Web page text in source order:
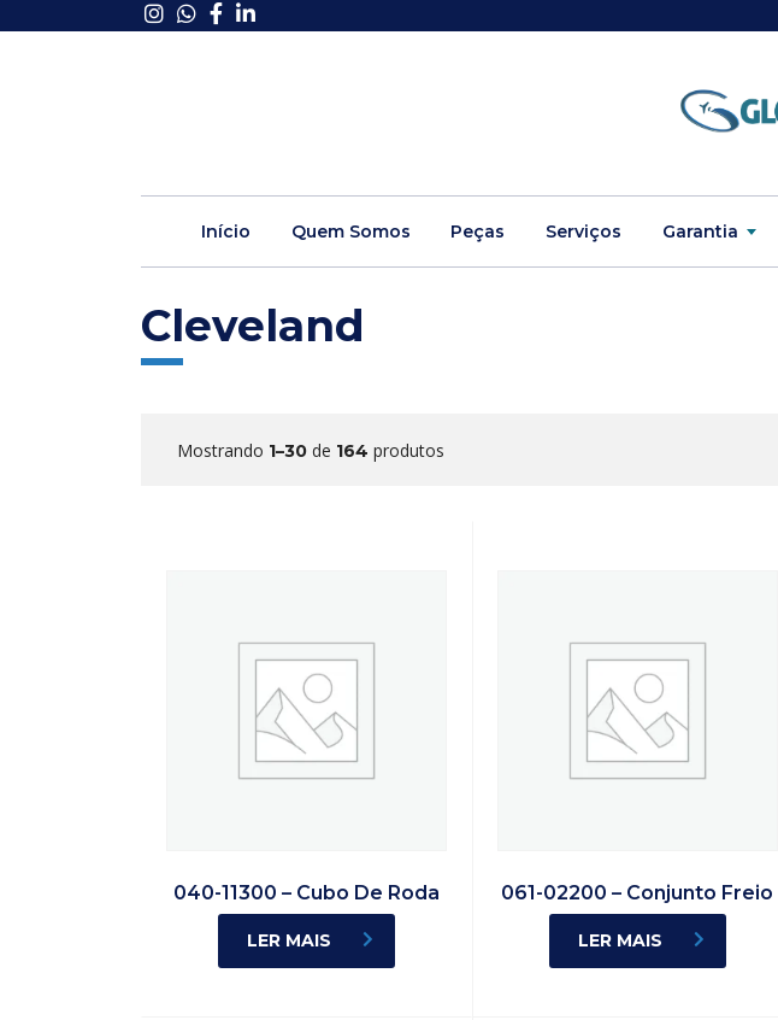
Início Quem Somos Peças Serviços Garantia
Cleveland
Mostrando 1–30 de 164 produtos
040-11300 – Cubo De Roda
LER MAIS
061-02200 – Conjunto Freio
LER MAIS